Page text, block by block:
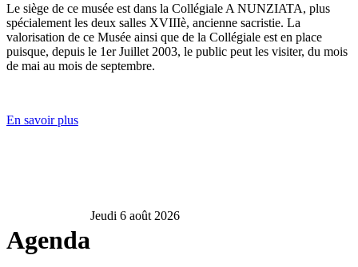
Le siège de ce musée est dans la Collégiale A NUNZIATA, plus
spécialement les deux salles XVIIIè, ancienne sacristie. La
valorisation de ce Musée ainsi que de la Collégiale est en place
puisque, depuis le 1er Juillet 2003, le public peut les visiter, du mois
de mai au mois de septembre.
En savoir plus
Agenda
Jeudi 6 août 2026